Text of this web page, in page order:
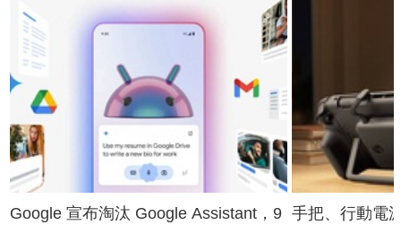
Google 宣布淘汰 Google Assistant，9 手把、行動電